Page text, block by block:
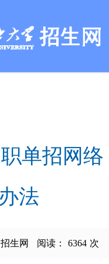
单招网络
法
生网 阅读： 6364 次